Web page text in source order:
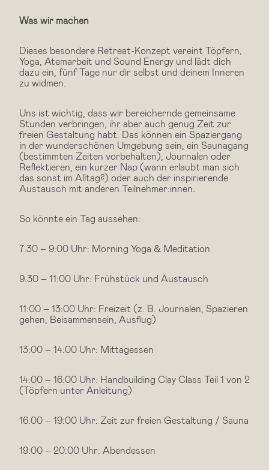
Was wir machen
Dieses besondere Retreat-Konzept vereint Töpfern,
Yoga, Atemarbeit und Sound Energy und lädt dich
dazu ein, fünf Tage nur dir selbst und deinem Inneren
zu widmen.
Uns ist wichtig, dass wir bereichernde gemeinsame
Stunden verbringen, ihr aber auch genug Zeit zur
freien Gestaltung habt. Das können ein Spaziergang
in der wunderschönen Umgebung sein, ein Saunagang
(bestimmten Zeiten vorbehalten), Journalen oder
Reflektieren, ein kurzer Nap (wann erlaubt man sich
das sonst im Alltag?) oder auch der inspirierende
Austausch mit anderen Teilnehmer:innen.
So könnte ein Tag aussehen:
7.30 – 9:00 Uhr: Morning Yoga & Meditation
9.30 – 11:00 Uhr: Frühstück und Austausch
11:00 – 13:00 Uhr: Freizeit (z. B. Journalen, Spazieren
gehen, Beisammensein, Ausflug)
13:00 – 14:00 Uhr: Mittagessen
14:00 – 16:00 Uhr: Handbuilding Clay Class Teil 1 von 2
(Töpfern unter Anleitung)
16.00 – 19:00 Uhr: Zeit zur freien Gestaltung / Sauna
19:00 – 20:00 Uhr: Abendessen